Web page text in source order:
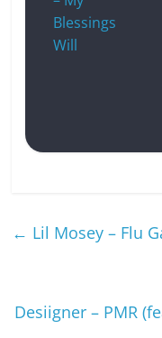
Blessings
Will
← Lil Mosey – Flu
Desiigner – PMR